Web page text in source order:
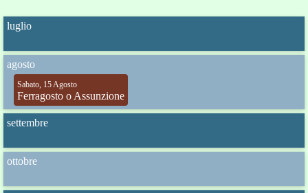
luglio
agosto
Sabato, 15 Agosto
Ferragosto o Assunzione
settembre
ottobre